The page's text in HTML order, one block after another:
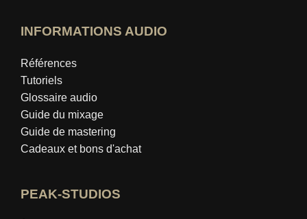
INFORMATIONS AUDIO
Références
Tutoriels
Glossaire audio
Guide du mixage
Guide de mastering
Cadeaux et bons d'achat
PEAK-STUDIOS